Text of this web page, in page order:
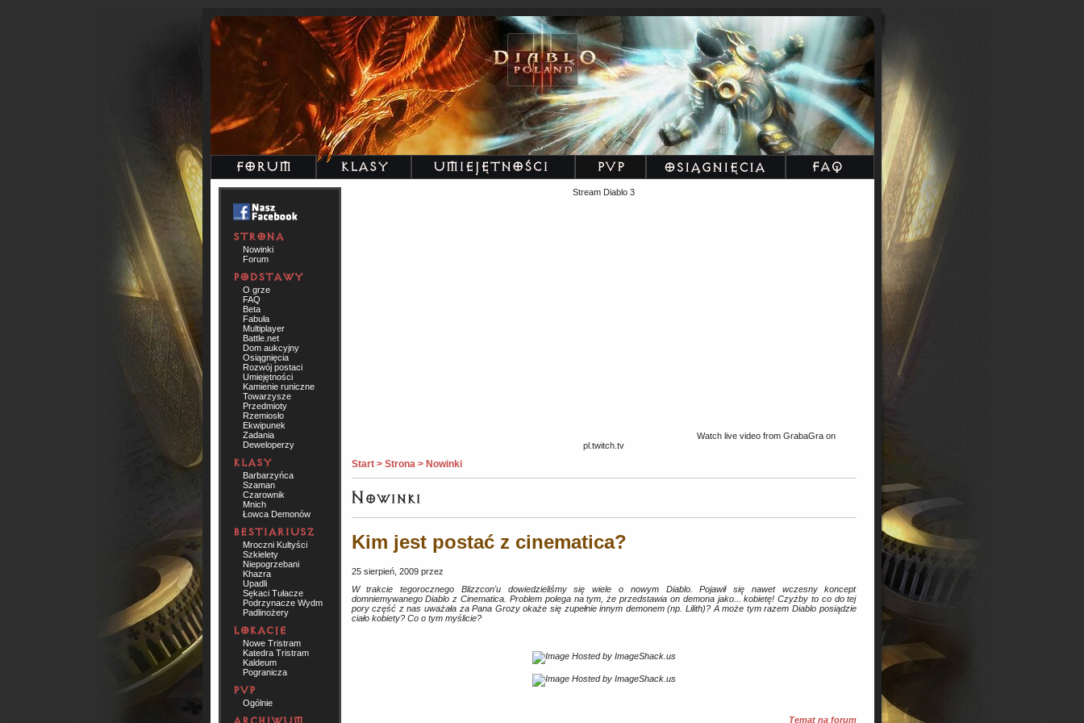
Nowinki
Forum
O grze
FAQ
Beta
Fabuła
Multiplayer
Battle.net
Dom aukcyjny
Osiągnięcia
Rozwój postaci
Umiejętności
Kamienie runiczne
Towarzysze
Przedmioty
Rzemiosło
Ekwipunek
Zadania
Deweloperzy
Barbarzyńca
Szaman
Czarownik
Mnich
Łowca Demonów
Mroczni Kultyści
Szkielety
Niepogrzebani
Khazra
Upadli
Sękaci Tułacze
Podrzynacze Wydm
Padlinożery
Nowe Tristram
Katedra Tristram
Kaldeum
Pogranicza
Ogólnie
Stream Diablo 3
Watch live video from GrabaGra on
pl.twitch.tv
Start > Strona > Nowinki
Kim jest postać z cinematica?
25 sierpień, 2009 przez
W trakcie tegorocznego Blizzcon'u dowiedzieliśmy się wiele o nowym Diablo. Pojawił się nawet wczesny koncept
domniemywanego Diablo z Cinematica. Problem polega na tym, że przedstawia on demona jako... kobietę! Czyżby to co do tej
pory część z nas uważała za Pana Grozy okaże się zupełnie innym demonem (np. Lilith)? A może tym razem Diablo posiądzie
ciało kobiety? Co o tym myślicie?
Temat na forum